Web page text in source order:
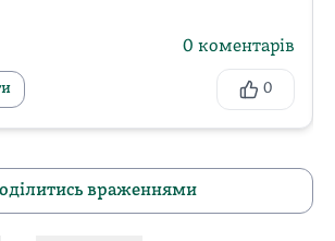
0 коментарів
0
враженнями